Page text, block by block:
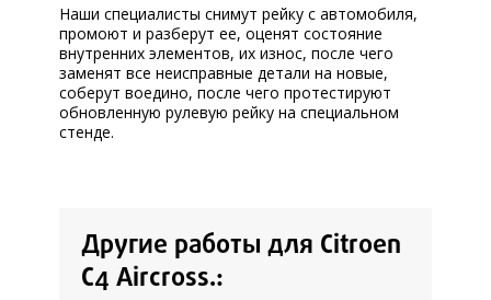
Наши специалисты снимут рейку с автомобиля,
промоют и разберут ее, оценят состояние
внутренних элементов, их износ, после чего
заменят все неисправные детали на новые,
соберут воедино, после чего протестируют
обновленную рулевую рейку на специальном
стенде.
Другие работы для Citroen
C4 Aircross.: